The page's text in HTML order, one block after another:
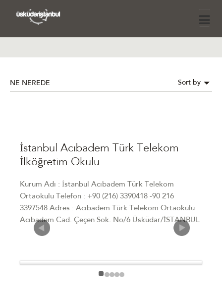
NE NEREDE Sort by
İstanbul Acıbadem Türk Telekom
İlköğretim Okulu
Kurum Adı : İstanbul Acıbadem Türk Telekom
Ortaokulu Telefon : +90 (216) 3390418 -90 216
3397548 Adres : Acıbadem Türk Telekom Ortaokulu
Acıbadem Cad. Çeçen Sok. No/6 Üsküdar/İSTANBUL